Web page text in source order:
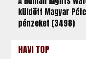
küldött Magyar
pénzeket (3498)
HAVI TOP